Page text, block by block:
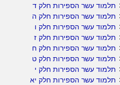
תלמוד עשר הספירות חלק ד
תלמוד עשר הספירות חלק ה
תלמוד עשר הספירות חלק ו
תלמוד עשר הספירות חלק ז
תלמוד עשר הספירות חלק ח
תלמוד עשר הספירות חלק ט
תלמוד עשר הספירות חלק י
תלמוד עשר הספירות חלק יא